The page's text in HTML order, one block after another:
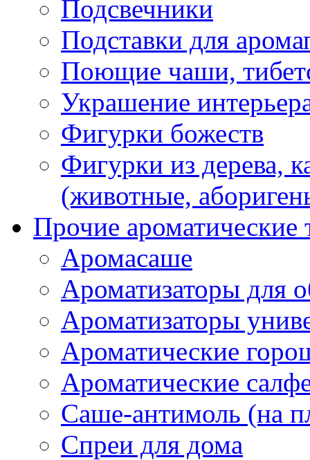
Подсвечники
Подставки для
Поющие чаши,
Украшение
Фигурки божеств
Фигурки из дерева,
(животные,
Прочие ароматические
Аромасаше
Ароматизаторы для
Ароматизаторы
Ароматические
Ароматические
Саше-антимоль (на
Спреи для дома